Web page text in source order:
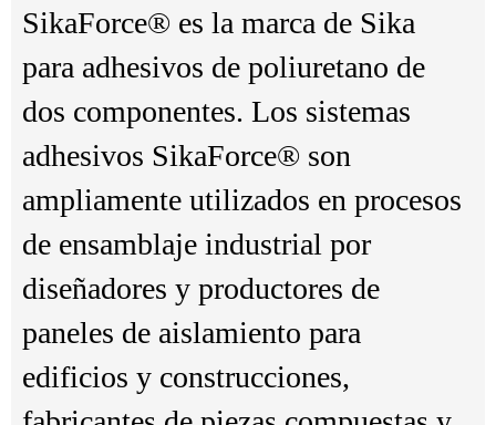
SikaForce® es la marca de Sika
para adhesivos de poliuretano de
dos componentes. Los sistemas
adhesivos SikaForce® son
ampliamente utilizados en procesos
de ensamblaje industrial por
diseñadores y productores de
paneles de aislamiento para
edificios y construcciones,